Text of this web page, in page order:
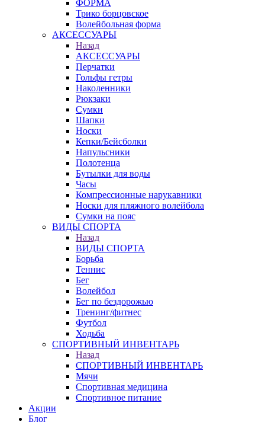
ФОРМА
Трико борцовское
Волейбольная форма
АКСЕССУАРЫ
Назад
АКСЕССУАРЫ
Перчатки
Гольфы гетры
Наколенники
Рюкзаки
Сумки
Шапки
Носки
Кепки/Бейсболки
Напульсники
Полотенца
Бутылки для воды
Часы
Компрессионные нарукавники
Носки для пляжного волейбола
Сумки на пояс
ВИДЫ СПОРТА
Назад
ВИДЫ СПОРТА
Борьба
Теннис
Бег
Волейбол
Бег по бездорожью
Тренинг/фитнес
Футбол
Ходьба
СПОРТИВНЫЙ ИНВЕНТАРЬ
Назад
СПОРТИВНЫЙ ИНВЕНТАРЬ
Мячи
Спортивная медицина
Спортивное питание
Акции
Блог